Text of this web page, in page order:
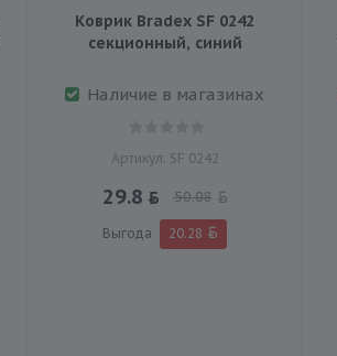
Коврик Bradex SF 0242
секционный, синий
Наличие в магазинах
Артикул: SF 0242
29.8 50.08
Выгода 20.28